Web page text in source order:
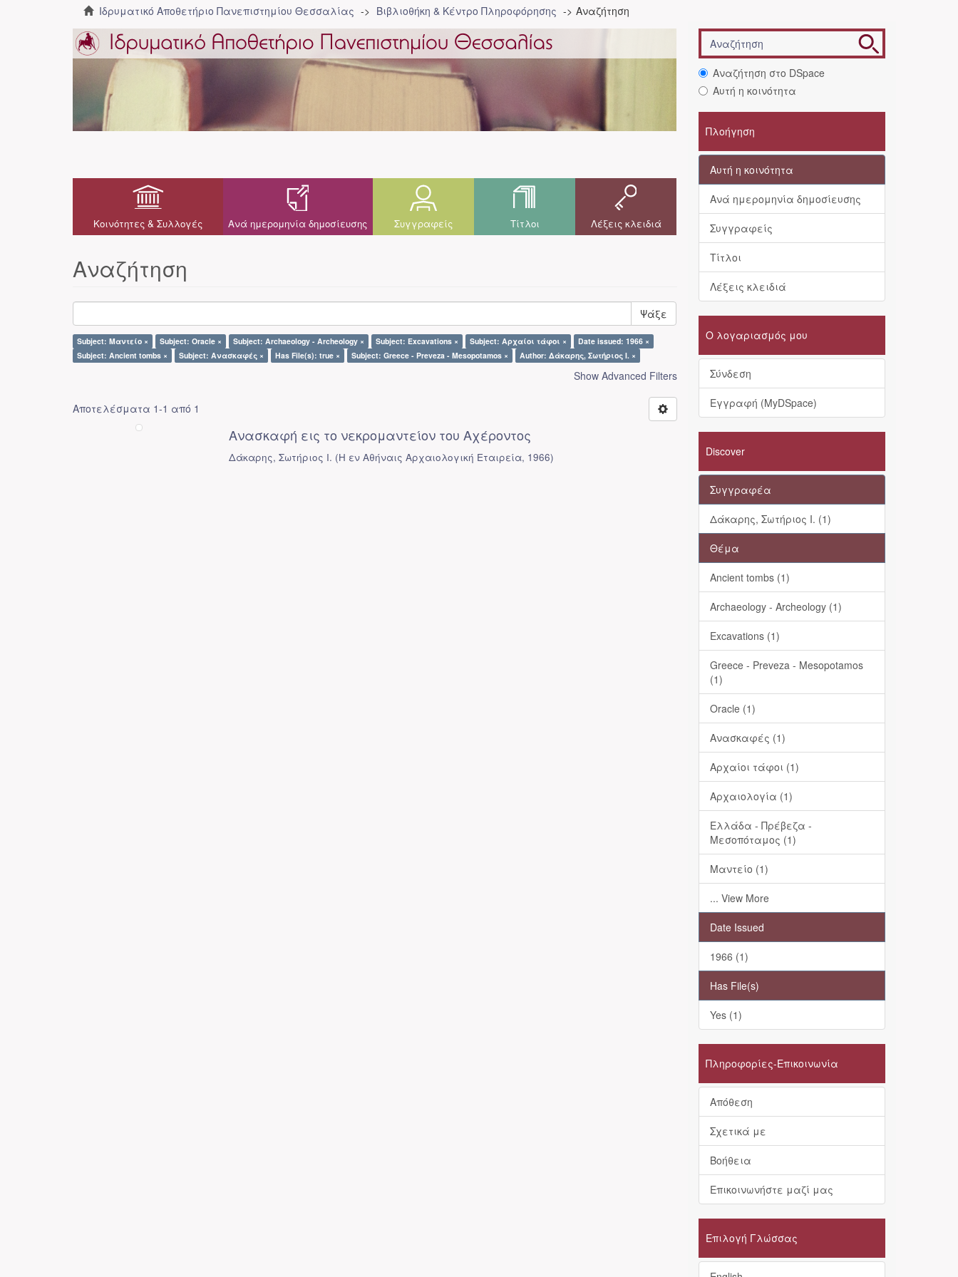
Ιδρυματικό Αποθετήριο Πανεπιστημίου Θεσσαλίας Βιβλιοθήκη & Κέντρο Πληροφόρησης Αναζήτηση
Κοινότητες & Συλλογές Ανά ημερομηνία δημοσίευσης Συγγραφείς Τίτλοι Λέξεις κλειδιά
Αναζήτηση
Ψάξε
Subject: Μαντείο × Subject: Oracle × Subject: Archaeology - Archeology × Subject: Excavations × Subject: Αρχαίοι τάφοι ×
Date issued: 1966 ×
Subject: Ancient tombs ×
Subject: Ανασκαφές × Has File(s): true × Subject: Greece - Preveza - Mesopotamos × Author: Δάκαρης, Σωτήριος Ι. ×
Show Advanced Filters
Αποτελέσματα 1-1 από 1
Ανασκαφή εις το νεκρομαντείον του Αχέροντος
Δάκαρης, Σωτήριος Ι. (Η εν Αθήναις Αρχαιολογική Εταιρεία, 1966)
Αναζήτηση στο DSpace
Αυτή η κοινότητα
Πλοήγηση
Αυτή η κοινότητα
Ανά ημερομηνία δημοσίευσης
Συγγραφείς
Τίτλοι
Λέξεις κλειδιά
Ο λογαριασμός μου
Σύνδεση
Εγγραφή (MyDSpace)
Discover
Συγγραφέα
Δάκαρης, Σωτήριος Ι. (1)
Θέμα
Ancient tombs (1)
Archaeology - Archeology (1)
Excavations (1)
Greece - Preveza - Mesopotamos
(1)
Oracle (1)
Ανασκαφές (1)
Αρχαίοι τάφοι (1)
Αρχαιολογία (1)
Ελλάδα - Πρέβεζα -
Μεσοπόταμος (1)
Μαντείο (1)
... View More
Date Issued
1966 (1)
Has File(s)
Yes (1)
Πληροφορίες-Επικοινωνία
Απόθεση
Σχετικά με
Βοήθεια
Επικοινωνήστε μαζί μας
Επιλογή Γλώσσας